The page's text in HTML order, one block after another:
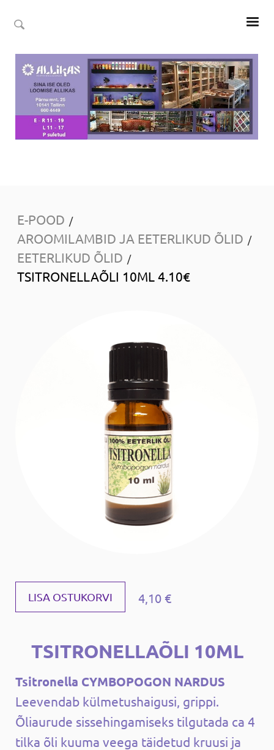
E-POOD /
AROOMILAMBID JA EETERLIKUD ÕLID /
EETERLIKUD ÕLID /
TSITRONELLAÕLI 10ML 4.10€
LISA OSTUKORVI 4,10 €
TSITRONELLAÕLI 10ML
Tsitronella CYMBOPOGON NARDUS
Leevendab külmetushaigusi, grippi.
Õliaurude sissehingamiseks tilgutada ca 4
tilka õli kuuma veega täidetud kruusi ja